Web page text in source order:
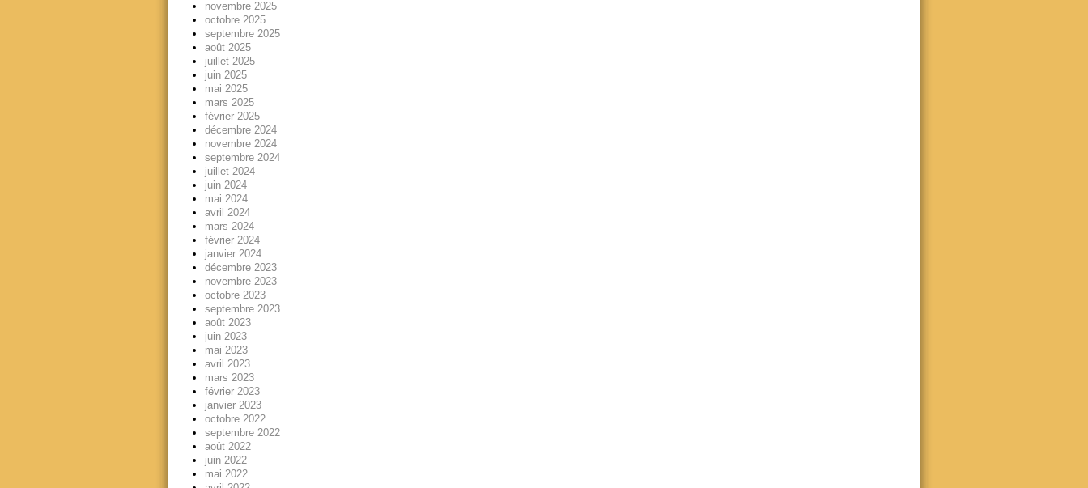
novembre 2025
octobre 2025
septembre 2025
août 2025
juillet 2025
juin 2025
mai 2025
mars 2025
février 2025
décembre 2024
novembre 2024
septembre 2024
juillet 2024
juin 2024
mai 2024
avril 2024
mars 2024
février 2024
janvier 2024
décembre 2023
novembre 2023
octobre 2023
septembre 2023
août 2023
juin 2023
mai 2023
avril 2023
mars 2023
février 2023
janvier 2023
octobre 2022
septembre 2022
août 2022
juin 2022
mai 2022